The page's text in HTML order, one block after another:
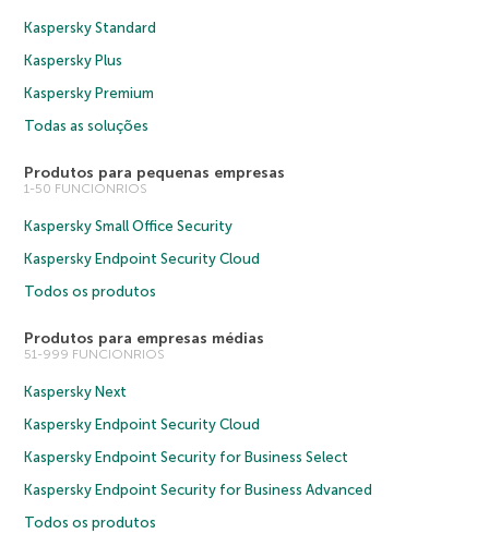
Kaspersky Standard
Kaspersky Plus
Kaspersky Premium
Todas as soluções
Produtos para pequenas empresas
1-50 FUNCIONRIOS
Kaspersky Small Office Security
Kaspersky Endpoint Security Cloud
Todos os produtos
Produtos para empresas médias
51-999 FUNCIONRIOS
Kaspersky Next
Kaspersky Endpoint Security Cloud
Kaspersky Endpoint Security for Business Select
Kaspersky Endpoint Security for Business Advanced
Todos os produtos